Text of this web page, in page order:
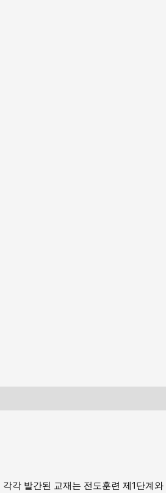
각 발간된 교재는 전도훈련 제1단계